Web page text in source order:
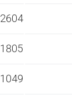
2604
1805
1049